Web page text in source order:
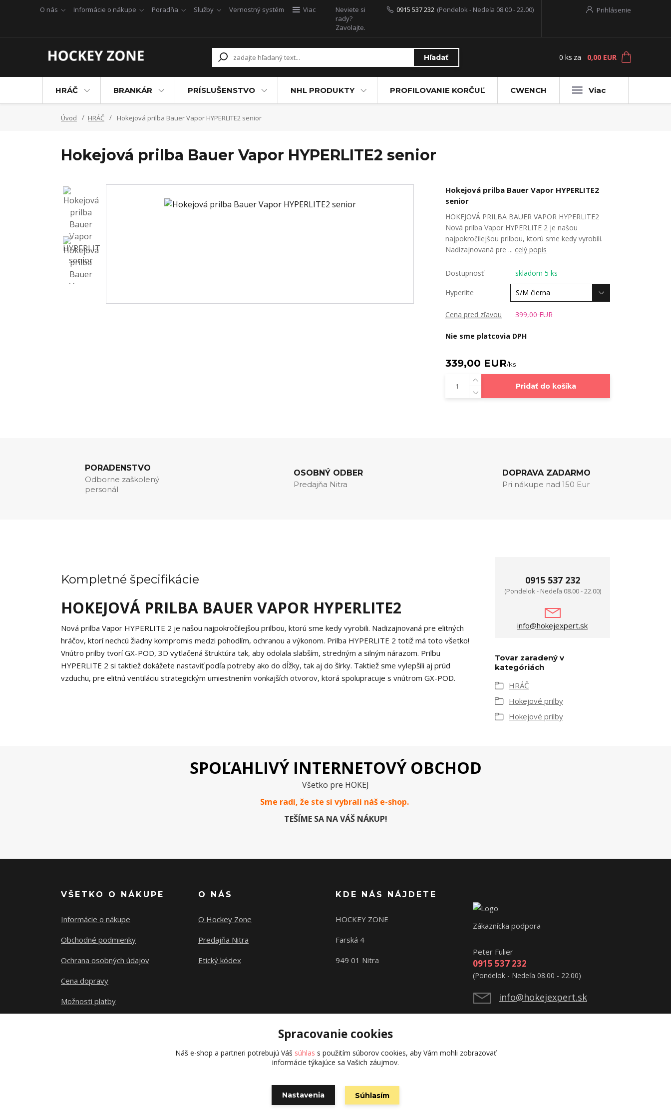
O nás Informácie o nákupe Poradňa Služby Vernostný systém Viac Prihlásenie
Hľadať
Neviete si
rady?
Zavolajte.
0915 537 232 (Pondelok - Nedeľa 08.00 - 22.00)
0 ks za 0,00 EUR
HRÁČ BRANKÁR PRÍSLUŠENSTVO NHL PRODUKTY PROFILOVANIE KORČUĽ CWENCH Viac
Úvod HRÁČ Hokejová prilba Bauer Vapor HYPERLITE2 senior
Hokejová prilba Bauer Vapor HYPERLITE2 senior
Hokejová prilba Bauer Vapor HYPERLITE2
senior
HOKEJOVÁ PRILBA BAUER VAPOR HYPERLITE2
Nová prilba Vapor HYPERLITE 2 je našou
najpokročilejšou prilbou, ktorú sme kedy vyrobili.
Nadizajnovaná pre ... celý popis
Dostupnosť skladom 5 ks
Hyperlite
Cena pred zľavou 399,00 EUR
Nie sme platcovia DPH
339,00 EUR/ks
Pridať do košíka
PORADENSTVO
Odborne zaškolený
personál
OSOBNÝ ODBER
Predajňa Nitra
DOPRAVA ZADARMO
Pri nákupe nad 150 Eur
Kompletné špecifikácie
HOKEJOVÁ PRILBA BAUER VAPOR HYPERLITE2
Nová prilba Vapor HYPERLITE 2 je našou najpokročilejšou prilbou, ktorú sme kedy vyrobili. Nadizajnovaná pre elitných
hráčov, ktorí nechcú žiadny kompromis medzi pohodlím, ochranou a výkonom. Prilba HYPERLITE 2 totiž má toto všetko!
Vnútro prilby tvorí GX-POD, 3D vytlačená štruktúra tak, aby odolala slabším, stredným a silným nárazom. Prilbu
HYPERLITE 2 si taktiež dokážete nastaviť podľa potreby ako do dĺžky, tak aj do šírky. Taktiež sme vylepšili aj prúd
vzduchu, pre elitnú ventiláciu strategickým umiestnením vonkajších otvorov, ktorá spolupracuje s vnútrom GX-POD.
0915 537 232
(Pondelok - Nedeľa 08.00 - 22.00)
info@hokejexpert.sk
Tovar zaradený v
kategóriách
HRÁČ
Hokejové prilby
Hokejové prilby
SPOĽAHLIVÝ INTERNETOVÝ OBCHOD
Všetko pre HOKEJ
Sme radi, že ste si vybrali náš e-shop.
TEŠÍME SA NA VÁŠ NÁKUP!
VŠETKO O NÁKUPE
Informácie o nákupe
Obchodné podmienky
Ochrana osobných údajov
Cena dopravy
Možnosti platby
O NÁS
O Hockey Zone
Predajňa Nitra
Etický kódex
KDE NÁS NÁJDETE
HOCKEY ZONE
Farská 4
949 01 Nitra
Zákaznícka podpora
Peter Fulier
0915 537 232
(Pondelok - Nedeľa 08.00 - 22.00)
info@hokejexpert.sk
Copyright © 2015 hokejexpert.sk
Vytvorené na
Spracovanie cookies
Náš e-shop a partneri potrebujú Váš súhlas s použitím súborov cookies, aby Vám mohli zobrazovať
informácie týkajúce sa Vašich záujmov.
Nastavenia Súhlasím